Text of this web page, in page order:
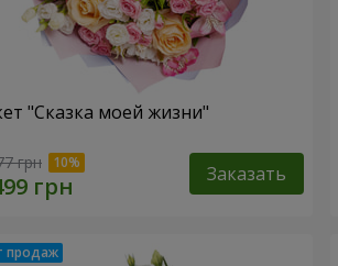
"Сказка моей жизни"
грн Заказать